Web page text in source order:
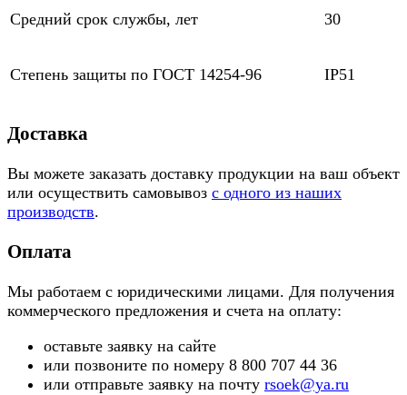
Средний срок службы, лет 30
Степень защиты по ГОСТ 14254-96 IP51
Доставка
Вы можете заказать доставку продукции на ваш объект
или осуществить самовывоз с одного из наших
производств.
Оплата
Мы работаем с юридическими лицами. Для получения
коммерческого предложения и счета на оплату:
оставьте заявку на сайте
или позвоните по номеру 8 800 707 44 36
или отправьте заявку на почту rsoek@ya.ru